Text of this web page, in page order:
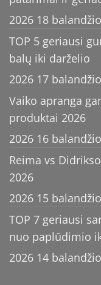
2026 18 balandžio
TOP 5 geriausi
balų iki darželio
2026 17 balandžio
Vaiko apranga
produktai 2026
2026 16 balandžio
Reima vs
2026
2026 15 balandžio
TOP 7 geriausi
nuo paplūdimio
2026 14 balandžio